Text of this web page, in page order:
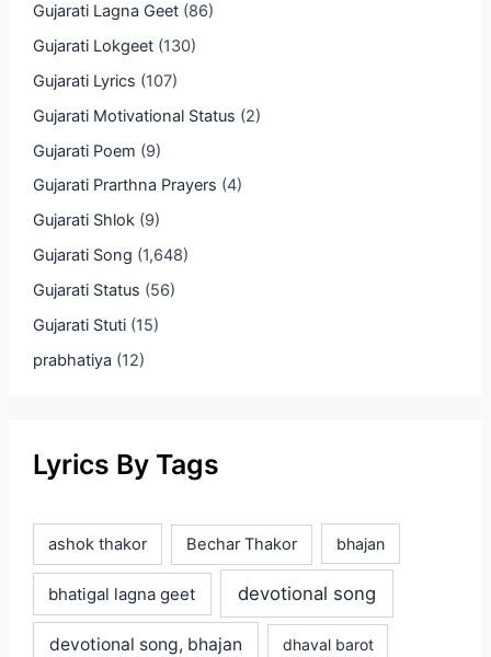
Gujarati Lagna Geet(86)
Gujarati Lokgeet(130)
Gujarati Lyrics (107)
Gujarati Motivational Status (2)
Gujarati Poem (9)
Gujarati Prarthna Prayers (4)
Gujarati Shlok(9)
Gujarati Song (1,648)
Gujarati Status (56)
Gujarati Stuti(15)
prabhatiya (12)
Lyrics By Tags
ashok thakor Bechar Thakor bhajan
bhatigal lagna geet devotional song
devotional song, bhajan dhaval barot